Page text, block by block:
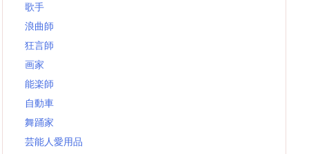
歌手
浪曲師
狂言師
画家
能楽師
自動車
舞踊家
芸能人愛用品